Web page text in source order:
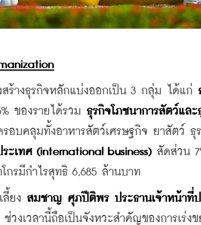
างธุรกิจหลักแบ่งออกเป็น 3 กลุ่ม ได้แก่
ของรายได้รวม ธุรกิจโภชนาการสัตว์แล
อบคลุมทั้งอาหารสัตว์เศรษฐกิจ ยาสัตว์ ธุ
ะเทศ (international business) สัดส่วน
กรมีกำไรสุทธิ 6,685 ล้านบาท
ยง สมชาญ ศุภปีติพร ประธานเจ้าหน้าที่
วงเวลานี้ถือเป็นจังหวะสำคัญของการเร่ง